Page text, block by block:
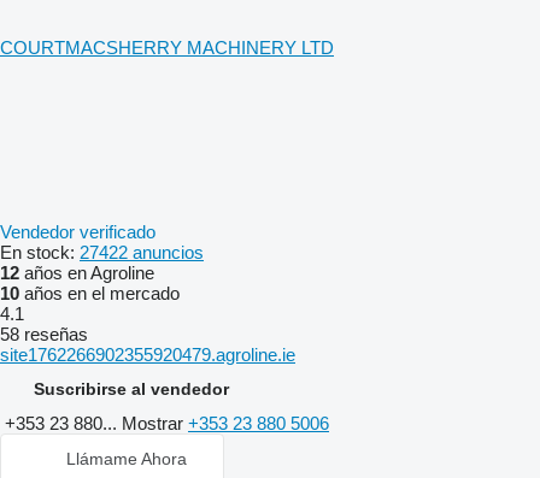
COURTMACSHERRY MACHINERY LTD
Vendedor verificado
En stock: 27422 anuncios
12 años en Agroline
10 años en el mercado
4.1
58 reseñas
site1762266902355920479.agroline.ie
Suscribirse al vendedor
+353 23 880... Mostrar +353 23 880 5006
Llámame Ahora